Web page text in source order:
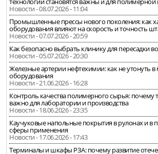
Новости - 08.07.2026 - 11:04
Промышленные прессы нового поколения: как
оборудования влияют на скорость и точность
Новости - 07.07.2026 - 20:59
Как безопасно выбрать клинику для пересадки
Новости - 05.07.2026 - 20:30
Железные артерии нефтехимии: как не утонуть
оборудования
Новости - 21.06.2026 - 16:28
Контроль качества полимерного сырья: почему
важно для лаборатории и производства
Новости - 18.06.2026 - 23:35
Каучуковые напольные покрытия в рулонах и в
сферы применения
Новости - 17.06.2026 - 17:43
Терминалы и шкафы РЗА: почему развитие